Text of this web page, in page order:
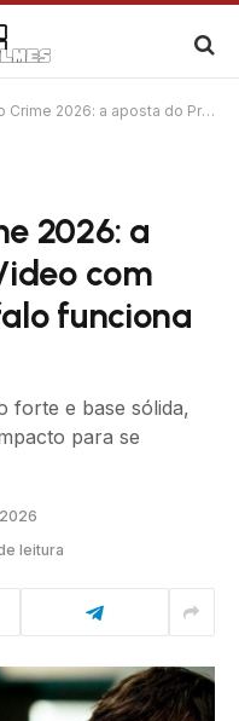
do Prime Video com Hemsworth e Ruffalo funciona mesmo?
2026: a
com
funciona
forte e base sólida,
para se
leitura